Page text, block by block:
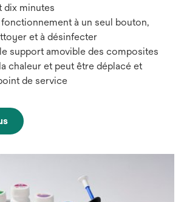
dix minutes
fonctionnement à un seul bouton,
et à désinfecter
support amovible des composites
chaleur et peut être déplacé et
de service